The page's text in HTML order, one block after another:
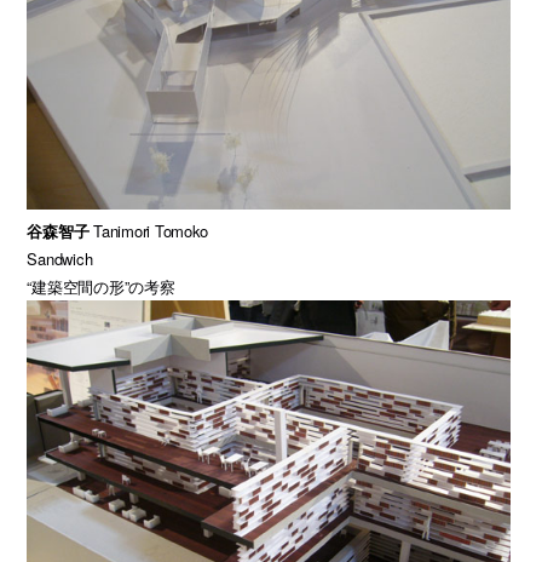
谷森智子Tanimori Tomoko
Sandwich
“建築空間の形”の考察